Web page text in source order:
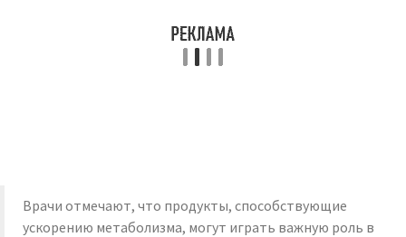
Врачи отмечают, что продукты, способствующие
ускорению метаболизма, могут играть важную роль в